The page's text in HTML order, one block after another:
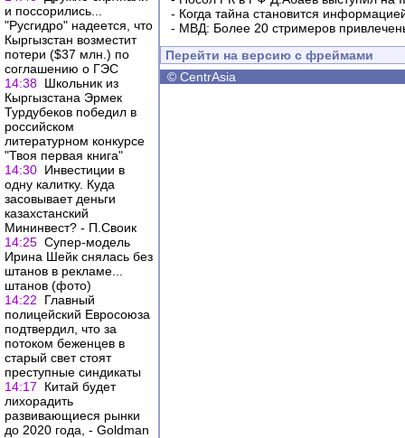
и поссорились...
"Русгидро" надеется, что
Кыргызстан возместит
потери ($37 млн.) по
соглашению о ГЭС
14:38 Школьник из
Кыргызстана Эрмек
Турдубеков победил в
российском
литературном конкурсе
"Твоя первая книга"
14:30 Инвестиции в
одну калитку. Куда
засовывает деньги
казахстанский
Мининвест? - П.Своик
14:25 Супер-модель
Ирина Шейк снялась без
штанов в рекламе...
штанов (фото)
14:22
Главный
полицейский Евросоюза
подтвердил, что за
потоком беженцев в
старый свет стоят
преступные синдикаты
14:17
Китай будет
лихорадить
развивающиеся рынки
до 2020 года, - Goldman
- Когда тайна становится
- МВД: Более 20 стримеров
Перейти на версию с фреймами
© CentrAsia